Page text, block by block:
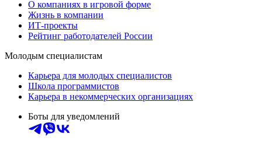
О компаниях в игровой форме
Жизнь в компании
ИТ-проекты
Рейтинг работодателей России
Молодым специалистам
Карьера для молодых специалистов
Школа программистов
Карьера в некоммерческих организациях
Боты для уведомлений